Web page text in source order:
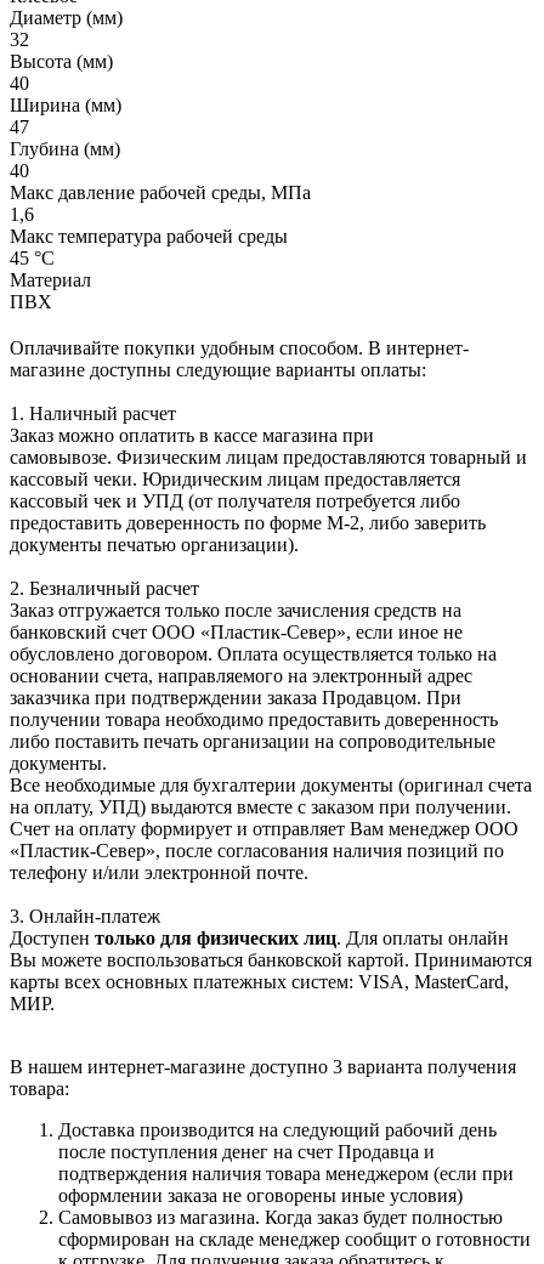
Диаметр (мм)
32
Высота (мм)
40
Ширина (мм)
47
Глубина (мм)
40
Макс давление рабочей среды, МПа
1,6
Макс температура рабочей среды
45 °С
Материал
ПВХ
Оплачивайте покупки удобным способом. В интернет-
магазине доступны следующие варианты оплаты:
1. Наличный расчет
Заказ можно оплатить в кассе магазина при
самовывозе. Физическим лицам предоставляются товарный и
кассовый чеки. Юридическим лицам предоставляется
кассовый чек и УПД (от получателя потребуется либо
предоставить доверенность по форме М-2, либо заверить
документы печатью организации).
2. Безналичный расчет
Заказ отгружается только после зачисления средств на
банковский счет ООО «Пластик-Север», если иное не
обусловлено договором. Оплата осуществляется только на
основании счета, направляемого на электронный адрес
заказчика при подтверждении заказа Продавцом. При
получении товара необходимо предоставить доверенность
либо поставить печать организации на сопроводительные
документы.
Все необходимые для бухгалтерии документы (оригинал счета
на оплату, УПД) выдаются вместе с заказом при получении.
Счет на оплату формирует и отправляет Вам менеджер ООО
«Пластик-Север», после согласования наличия позиций по
телефону и/или электронной почте.
3. Онлайн-платеж
Доступен только для физических лиц. Для оплаты онлайн
Вы можете воспользоваться банковской картой. Принимаются
карты всех основных платежных систем: VISA, MasterCard,
МИР.
В нашем интернет-магазине доступно 3 варианта получения
товара:
Доставка производится на следующий рабочий день
после поступления денег на счет Продавца и
подтверждения наличия товара менеджером (если при
оформлении заказа не оговорены иные условия)
Самовывоз из магазина. Когда заказ будет полностью
сформирован на складе менеджер сообщит о готовности